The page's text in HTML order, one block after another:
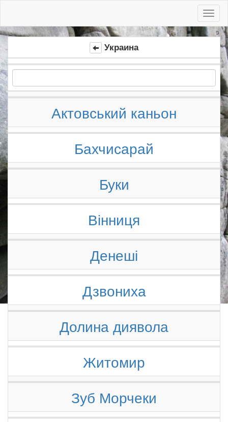
Украина
Актовський каньон
Бахчисарай
Буки
Вінниця
Денеші
Дзвониха
Долина диявола
Житомир
Зуб Морчеки